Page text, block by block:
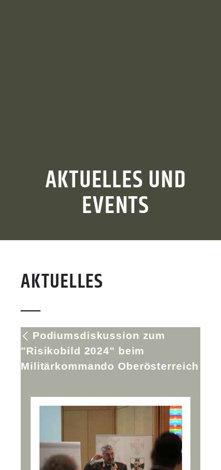
AKTUELLES UND
EVENTS
AKTUELLES
Podiumsdiskussion zum
"Risikobild 2024" beim
Militärkommando Oberösterreich